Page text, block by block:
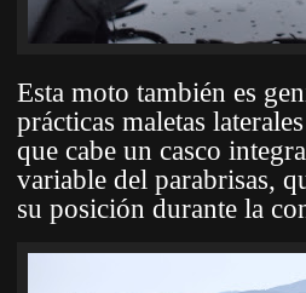
Esta moto también es
prácticas maletas
que cabe un casco
variable del parabrisas,
su posición durante la